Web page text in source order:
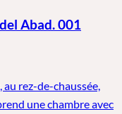
Abad. 001
rez-de-chaussée,
une chambre avec